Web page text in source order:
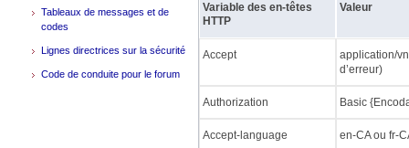
Tableaux de messages et de
codes
Lignes directrices sur la sécurité
Code de conduite pour le forum
Variable des en-têtes
HTTP
Valeur
Accept
application/
d’erreur)
Authorization Basic
Accept-language en-CA ou fr-